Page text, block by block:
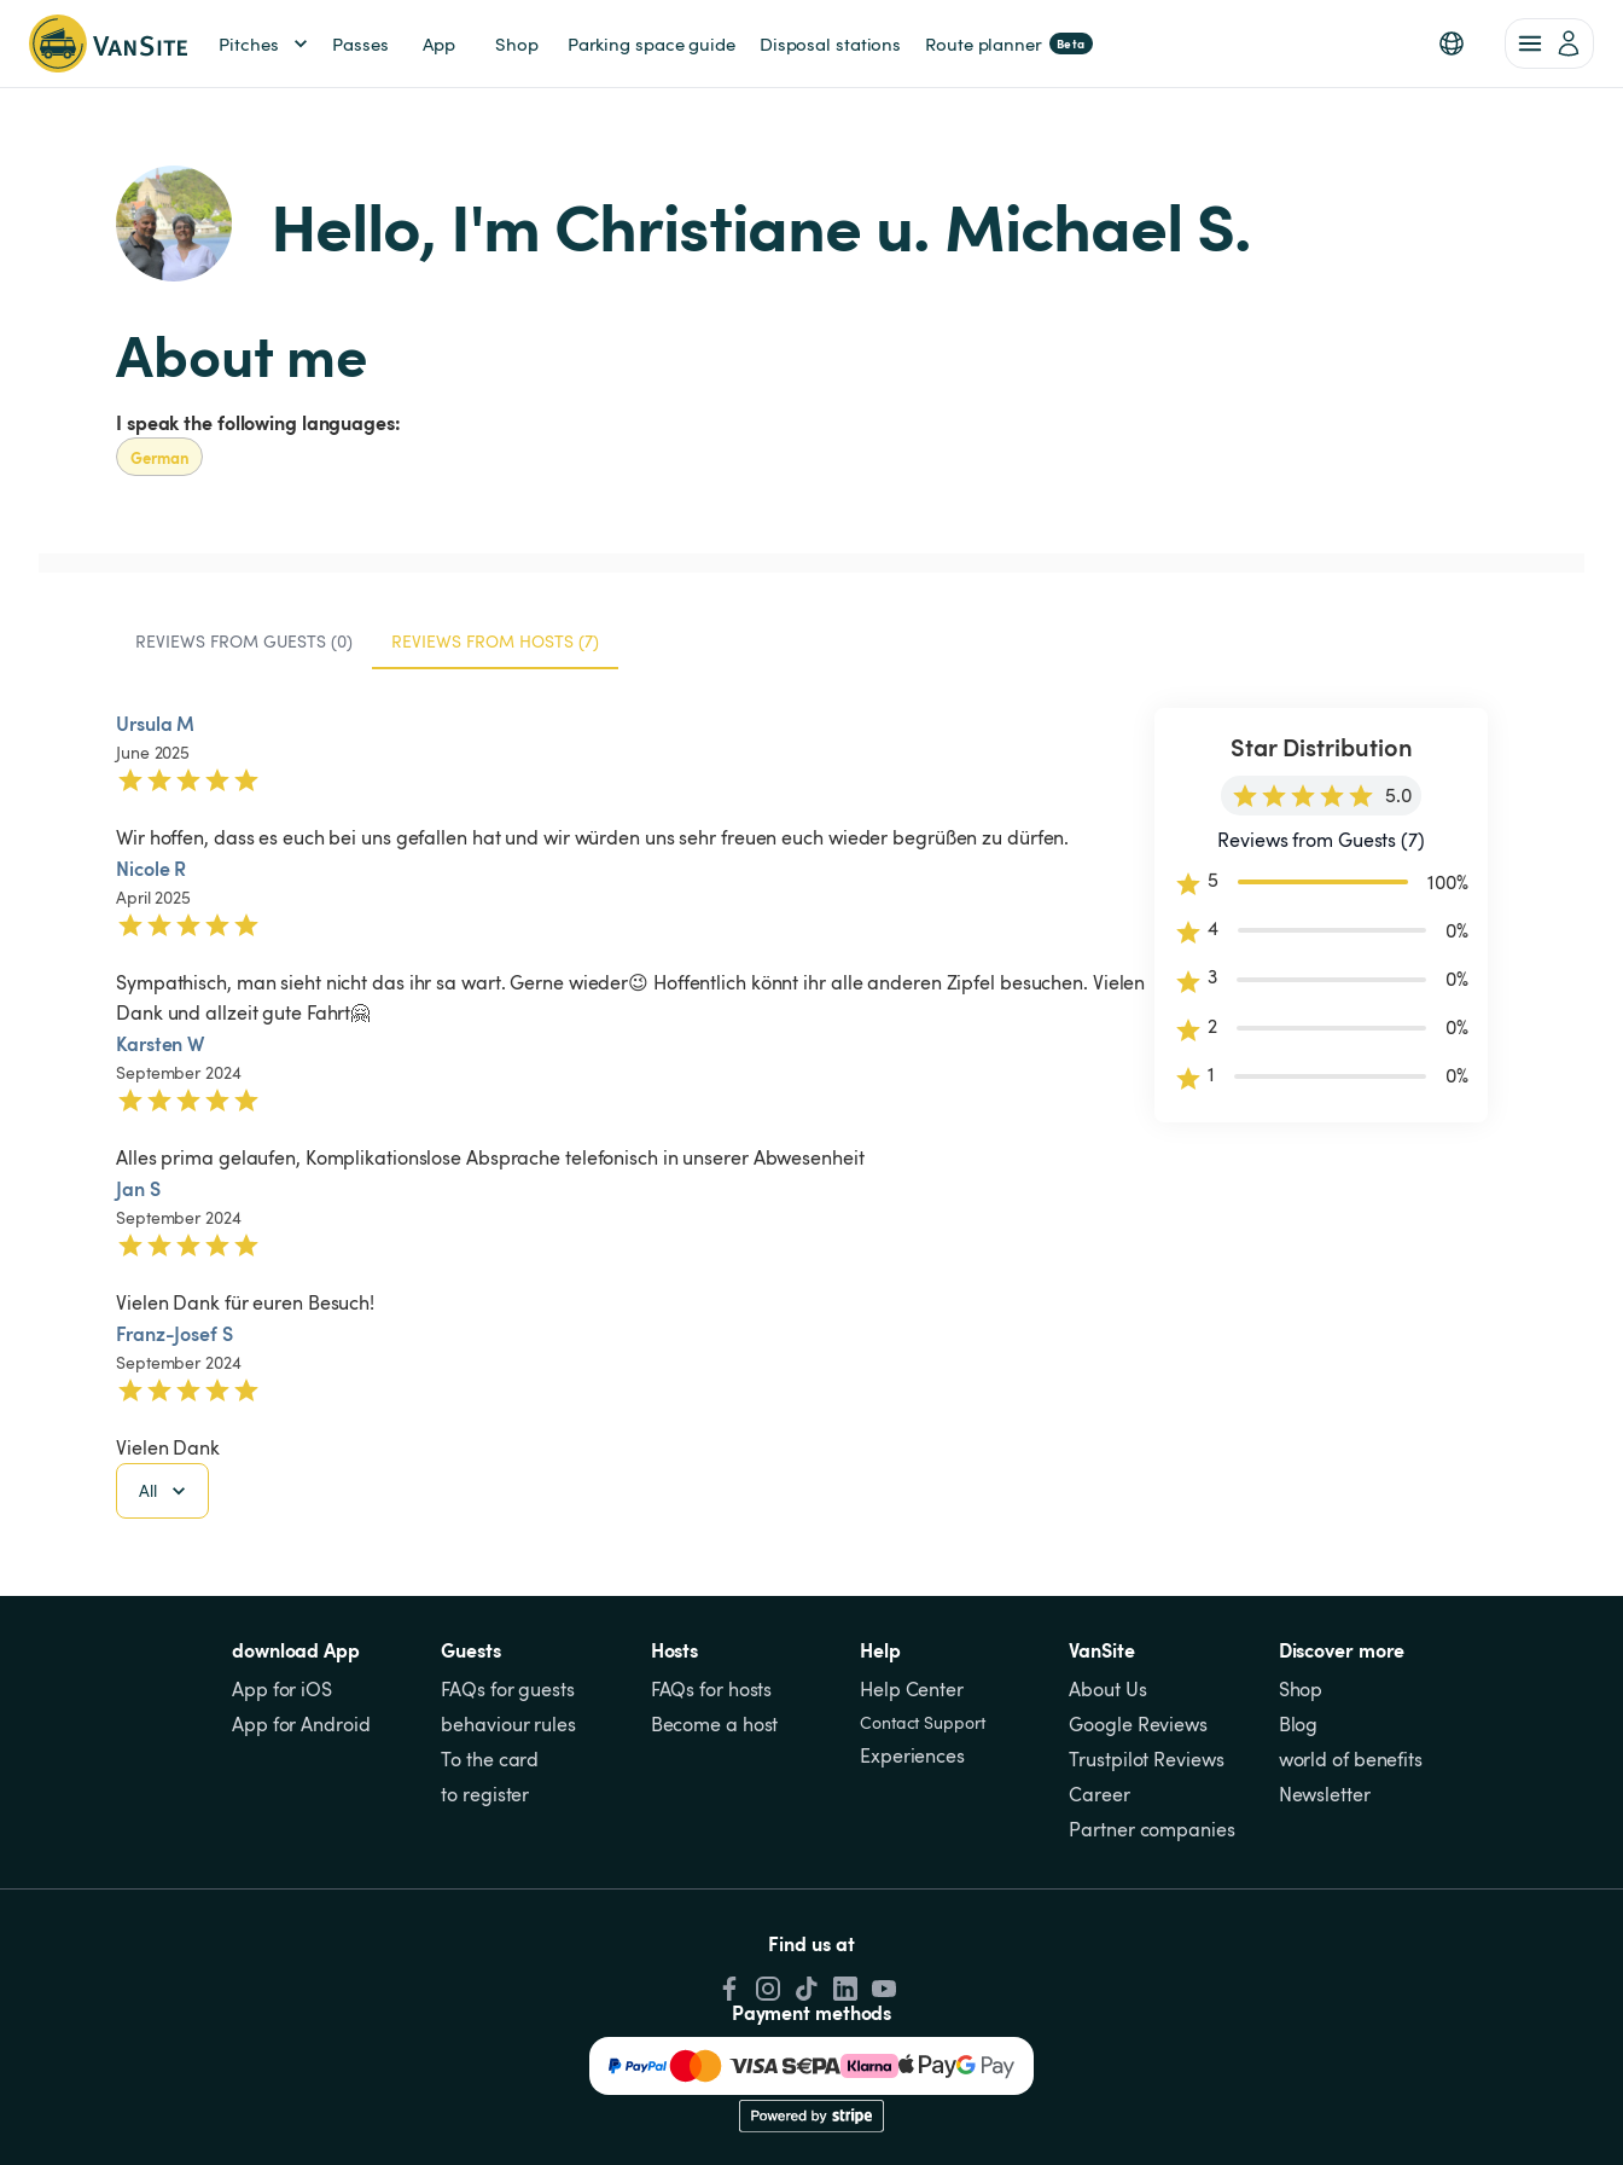
Pitches Passes App Shop Parking space guide Disposal stations Route planner Beta
Hello, I'm Christiane u. Michael S.
About me
I speak the following languages:
German
REVIEWS FROM GUESTS (0) REVIEWS FROM HOSTS (7)
Ursula M
June 2025
Wir hoffen, dass es euch bei uns gefallen hat und wir würden uns sehr freuen euch wieder begrüßen zu dürfen.
Nicole R
April 2025
Sympathisch, man sieht nicht das ihr sa wart. Gerne wieder😉 Hoffentlich könnt ihr alle anderen Zipfel besuchen. Vielen
Karsten W
September 2024
Alles prima gelaufen, Komplikationslose Absprache telefonisch in unserer Abwesenheit
Jan S
September 2024
Vielen Dank für euren Besuch!
Franz-Josef S
September 2024
Vielen Dank
Star Distribution
5.0
Reviews from Guests (7)
5
100%
4
0%
3
0%
2
0%
1
0%
All
download App
App for iOS
App for Android
Guests
FAQs for guests
behaviour rules
To the card
to register
Hosts
FAQs for hosts
Become a host
Help
Help Center
Contact Support
Experiences
VanSite
About Us
Google Reviews
Trustpilot Reviews
Career
Partner companies
Discover more
Shop
Blog
world of benefits
Newsletter
Find us at
Payment methods